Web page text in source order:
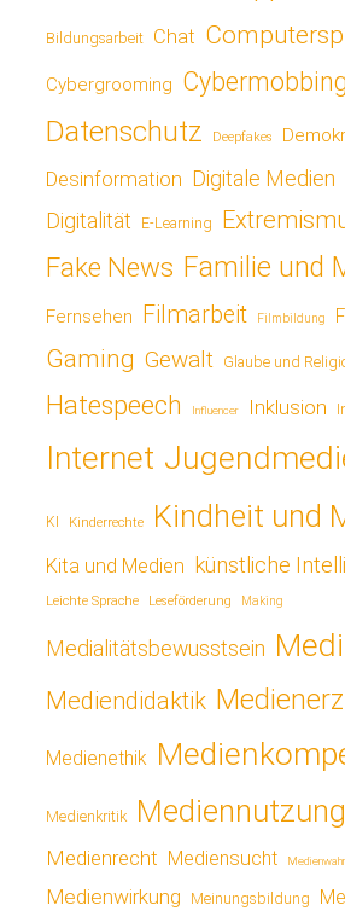
Bildungsarbeit Chat
Cybergrooming Cybermobbing
Datenschutz Deepfakes
Desinformation Digitale Medien
Digitalität E-Learning
Fake News Familie und
Fernsehen Filmarbeit Filmbildung
Gaming Gewalt Glaube und
Hatespeech Influencer Inklusion
Internet
KI Kinderrechte Kindheit und
Kita und Medien künstliche
Leichte Sprache Leseförderung Making
Medialitätsbewusstsein
Mediendidaktik
Medienethik
Medienkritik Mediennutzung
Medienrecht Mediensucht
Medienwirkung Meinungsbildung